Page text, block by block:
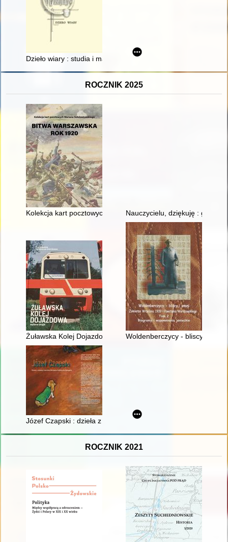
Dzieło wiary : studia i materiały do dziejów Parafii Wiżajny
ROCZNIK 2025
Kolekcja kart pocztowych Mariana Sołobodowskiego "Bitwa
Nauczycielu, dziękuję : gmina
Żuławska Kolej Dojazdowa Woldenberczycy - bliscy i
Józef Czapski : dzieła z kolekcji markiza Michaela Popiela de
ROCZNIK 2021